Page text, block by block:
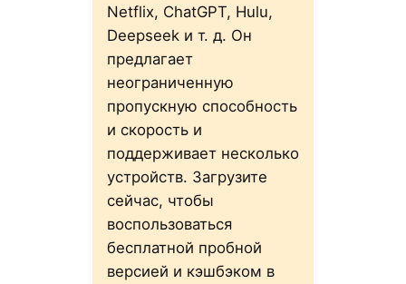
Netflix, ChatGPT, Hulu,
Deepseek и т. д. Он
предлагает
неограниченную
пропускную способность
и скорость и
поддерживает несколько
устройств. Загрузите
сейчас, чтобы
воспользоваться
бесплатной пробной
версией и кэшбэком в